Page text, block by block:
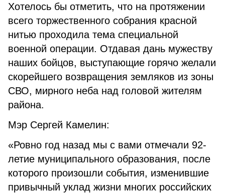
Хотелось бы отметить, что на протяжении
всего торжественного собрания красной
нитью проходила тема специальной
военной операции. Отдавая дань мужеству
наших бойцов, выступающие горячо желали
скорейшего возвращения земляков из зоны
СВО, мирного неба над головой жителям
района.
Мэр Сергей Камелин:
«Ровно год назад мы с вами отмечали 92-
летие муниципального образования, после
которого произошли события, изменившие
привычный уклад жизни многих российских